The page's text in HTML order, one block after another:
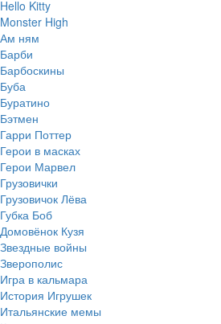
Hello Kitty
Monster High
Ам ням
Барби
Барбоскины
Буба
Буратино
Бэтмен
Гарри Поттер
Герои в масках
Герои Марвел
Грузовички
Грузовичок Лёва
Губка Боб
Домовёнок Кузя
Звездные войны
Зверополис
Игра в кальмара
История Игрушек
Итальянские мемы